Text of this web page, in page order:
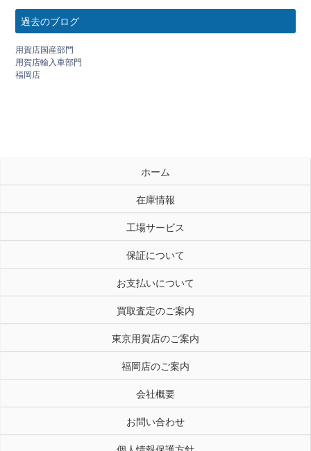
過去のブログ
用賀店国産部門
用賀店輸入車部門
福岡店
ホーム
在庫情報
工場サービス
保証について
お支払いについて
買取査定のご案内
東京用賀店のご案内
福岡店のご案内
会社概要
お問い合わせ